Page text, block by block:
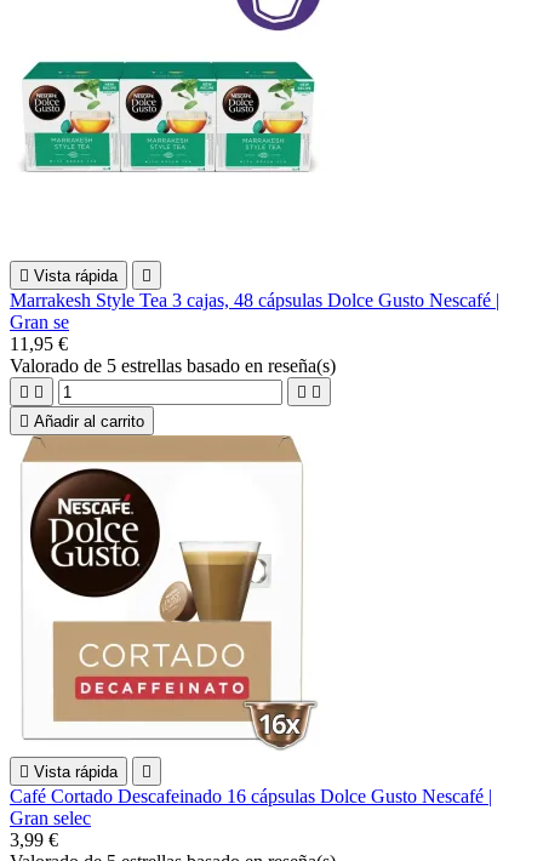
 Vista rápida 
Marrakesh Style Tea 3 cajas, 48 cápsulas Dolce Gusto Nescafé |
Gran se
11,95 €
Valorado de 5 estrellas basado en reseña(s)
   
 Añadir al carrito
 Vista rápida 
Café Cortado Descafeinado 16 cápsulas Dolce Gusto Nescafé |
Gran selec
3,99 €